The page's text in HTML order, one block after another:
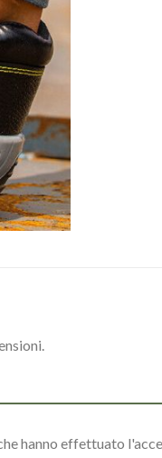
hanno effettuato